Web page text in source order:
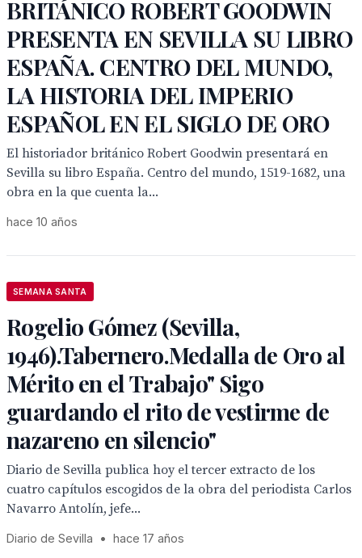
BRITÁNICO ROBERT GOODWIN
PRESENTA EN SEVILLA SU LIBRO
ESPAÑA. CENTRO DEL MUNDO,
LA HISTORIA DEL IMPERIO
ESPAÑOL EN EL SIGLO DE ORO
El historiador británico Robert Goodwin presentará en
Sevilla su libro España. Centro del mundo, 1519-1682, una
obra en la que cuenta la...
hace 10 años
SEMANA SANTA
Rogelio Gómez (Sevilla,
1946).Tabernero.Medalla de Oro al
Mérito en el Trabajo" Sigo
guardando el rito de vestirme de
nazareno en silencio"
Diario de Sevilla publica hoy el tercer extracto de los
cuatro capítulos escogidos de la obra del periodista Carlos
Navarro Antolín, jefe...
Diario de Sevilla • hace 17 años